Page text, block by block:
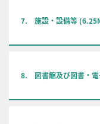
7. 施設・設備等
8. 図書館及び図書・電